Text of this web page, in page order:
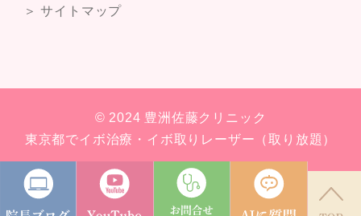
＞ サイトマップ
© 2024 豊洲佐藤クリニック
東京都でイボ治療・イボ取りレーザー（取り放題）